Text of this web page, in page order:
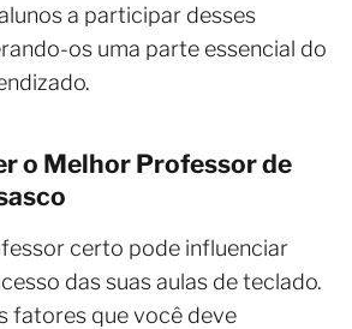
a participar desses
os uma parte essencial do
o Melhor Professor de
certo pode influenciar
das suas aulas de teclado.
fatores que você deve